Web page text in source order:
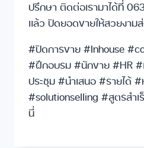
ปรึกษา ติดต่อเรามาได้ที่
แล้ว ปิดยอดขายให้สวยงาม
#ปิดการขาย #Inhouse
#ฝึกอบรม #นักขาย #HR #
ประชุม #นำเสนอ #รายได้
#solutionselling #สูตรสำเ
นี่